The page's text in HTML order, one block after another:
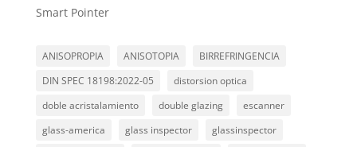
Smart Pointer
ANISOPROPIA ANISOTOPIA
BIRREFRINGENCIA
DIN SPEC 18198:2022-05
distorsion optica
doble acristalamiento
double glazing
escanner
glass-america
glass inspector
glassinspector